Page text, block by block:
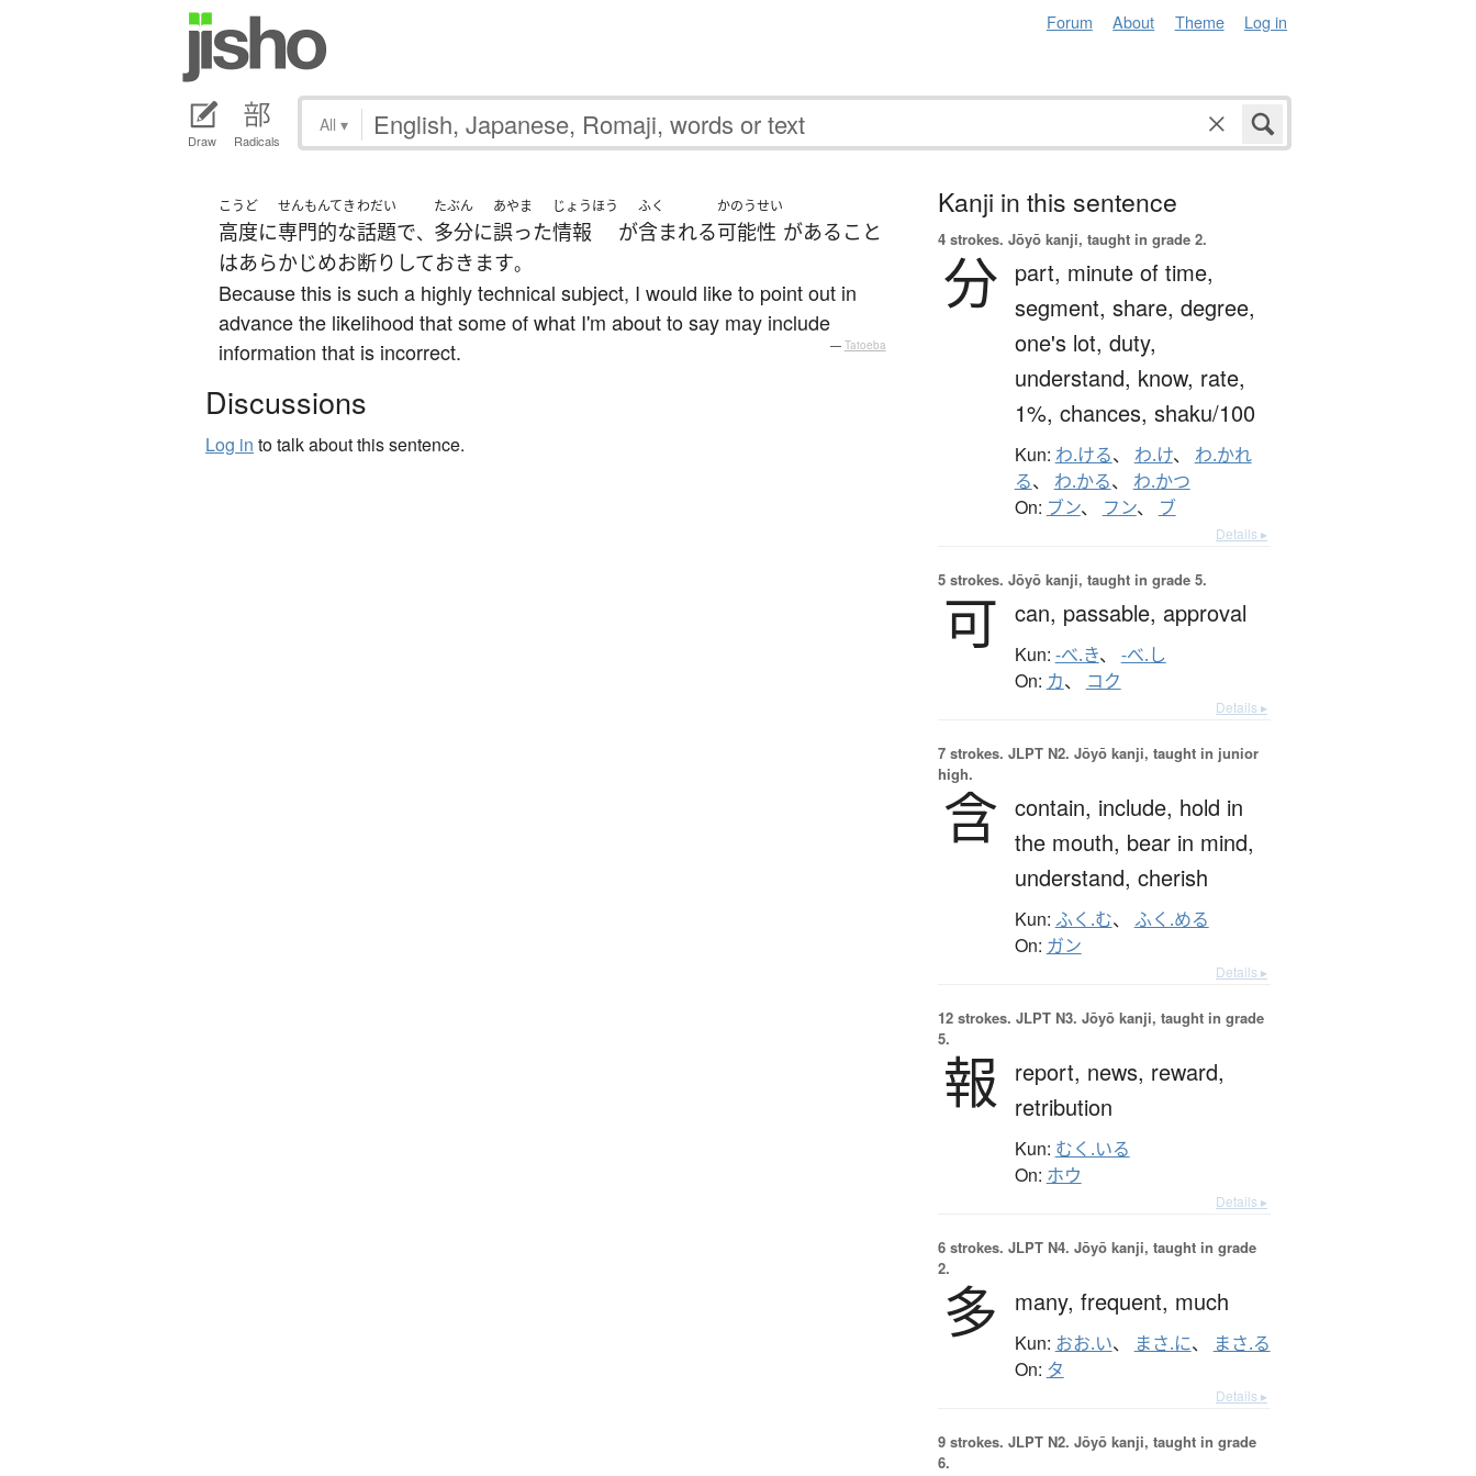
Forum About Theme Log in
Draw Radicals
All ▾
こうど
高度に
せんもんてき
専門的な
わだい
話題で、
たぶん
多分に
あやま
誤った
じょうほう
情報 が
ふく
含まれる
かのうせい
可能性 がある こと
はあらかじめお断り しておきます。
Because this is such a highly technical subject, I would like to point out in
advance the likelihood that some of what I'm about to say may include
information that is incorrect.
— Tatoeba
Discussions
Log in to talk about this sentence.
Kanji in this sentence
4 strokes. Jōyō kanji, taught in grade 2.
分 part, minute of time,
segment, share, degree,
one's lot, duty,
understand, know, rate,
1%, chances, shaku/100
Kun: わ.ける、 わ.け、 わ.かれ
る、 わ.かる、 わ.かつ
On: ブン、 フン、 ブ
Details ▸
5 strokes. Jōyō kanji, taught in grade 5.
可 can, passable, approval
Kun: -べ.き、 -べ.し
On: カ、 コク
Details ▸
7 strokes. JLPT N2. Jōyō kanji, taught in junior
high.
含 contain, include, hold in
the mouth, bear in mind,
understand, cherish
Kun: ふく.む、 ふく.める
On: ガン
Details ▸
12 strokes. JLPT N3. Jōyō kanji, taught in grade
5.
報 report, news, reward,
retribution
Kun: むく.いる
On: ホウ
Details ▸
6 strokes. JLPT N4. Jōyō kanji, taught in grade
2.
多 many, frequent, much
Kun: おお.い、 まさ.に、 まさ.る
On: タ
Details ▸
9 strokes. JLPT N2. Jōyō kanji, taught in grade
6.